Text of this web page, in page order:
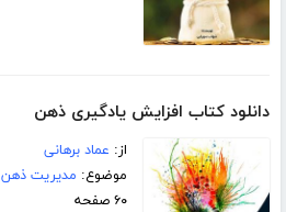
دانلود کتاب افزایش یادگیری ذهن
از: عماد برهانی
موضوع: مدیریت ذهن
۶۰ صفحه